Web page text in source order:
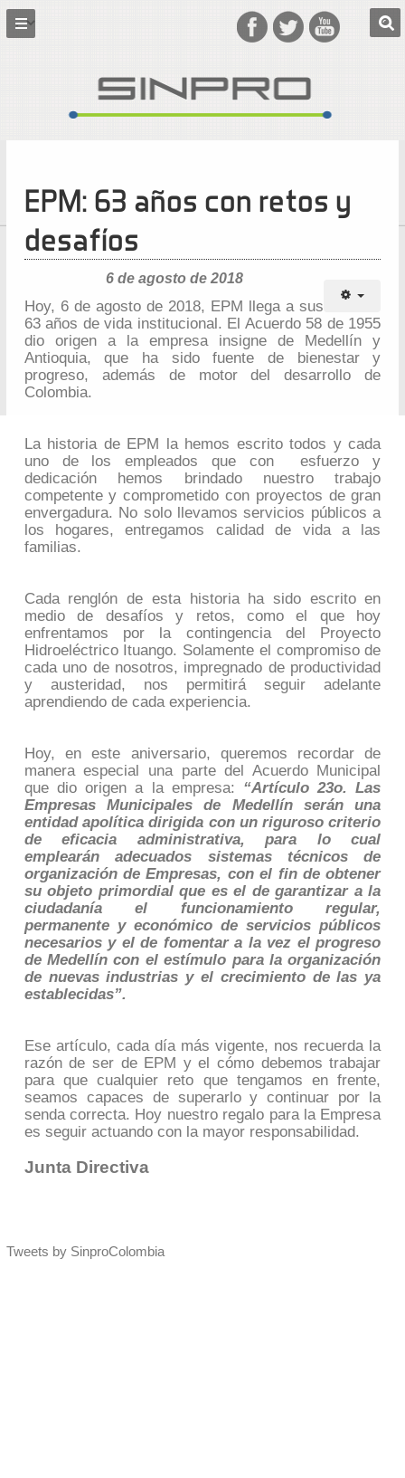
EPM: 63 años con retos y
desafíos
6 de agosto de 2018
Hoy, 6 de agosto de 2018, EPM llega a sus
63 años de vida institucional. El Acuerdo 58 de 1955
dio origen a la empresa insigne de Medellín y
Antioquia, que ha sido fuente de bienestar y
progreso, además de motor del desarrollo de
Colombia.
La historia de EPM la hemos escrito todos y cada
uno de los empleados que con esfuerzo y
dedicación hemos brindado nuestro trabajo
competente y comprometido con proyectos de gran
envergadura. No solo llevamos servicios públicos a
los hogares, entregamos calidad de vida a las
familias.
Cada renglón de esta historia ha sido escrito en
medio de desafíos y retos, como el que hoy
enfrentamos por la contingencia del Proyecto
Hidroeléctrico Ituango. Solamente el compromiso de
cada uno de nosotros, impregnado de productividad
y austeridad, nos permitirá seguir adelante
aprendiendo de cada experiencia.
Hoy, en este aniversario, queremos recordar de
manera especial una parte del Acuerdo Municipal
que dio origen a la empresa: “Artículo 23o. Las
Empresas Municipales de Medellín serán una
entidad apolítica dirigida con un riguroso criterio
de eficacia administrativa, para lo cual
emplearán adecuados sistemas técnicos de
organización de Empresas, con el fin de obtener
su objeto primordial que es el de garantizar a la
ciudadanía el funcionamiento regular,
permanente y económico de servicios públicos
necesarios y el de fomentar a la vez el progreso
de Medellín con el estímulo para la organización
de nuevas industrias y el crecimiento de las ya
establecidas”.
Ese artículo, cada día más vigente, nos recuerda la
razón de ser de EPM y el cómo debemos trabajar
para que cualquier reto que tengamos en frente,
seamos capaces de superarlo y continuar por la
senda correcta. Hoy nuestro regalo para la Empresa
es seguir actuando con la mayor responsabilidad.
Junta Directiva
Tweets by SinproColombia